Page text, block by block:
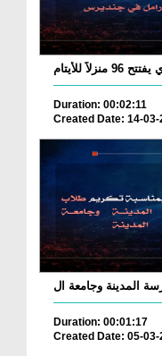
Duration: 00:02:11
Created Date: 14-03-
Duration: 00:01:17
Created Date: 05-03-